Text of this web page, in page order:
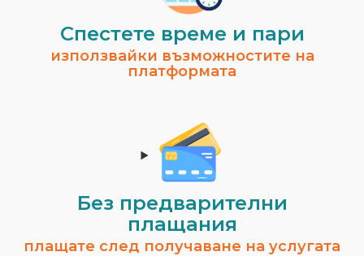
Спестeте време и пари
използвайки възможностите на
платформата
Без предварителни
плащания
плащате след получаване на услугата